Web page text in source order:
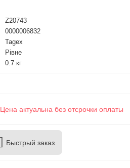
Z20743
0000006832
Tagex
Рівне
0.7 кг
Цена актуальна без отсрочки оплаты
Быстрый заказ